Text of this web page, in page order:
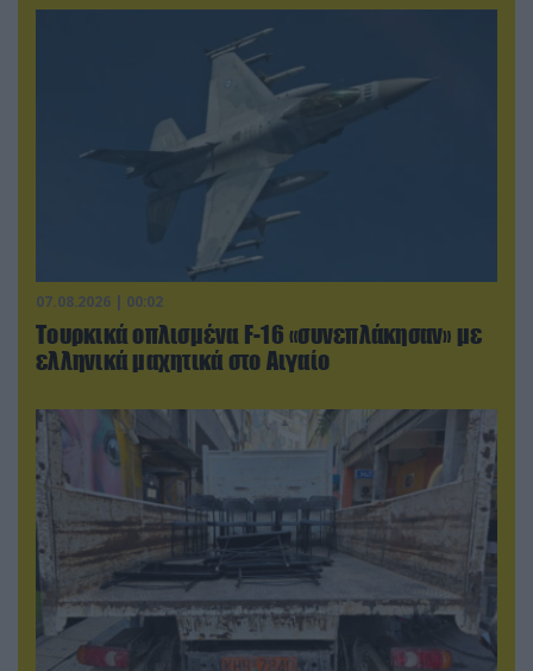
07.08.2026 | 00:02
Τουρκικά οπλισμένα F-16 «συνεπλάκησαν» με
ελληνικά μαχητικά στο Αιγαίο